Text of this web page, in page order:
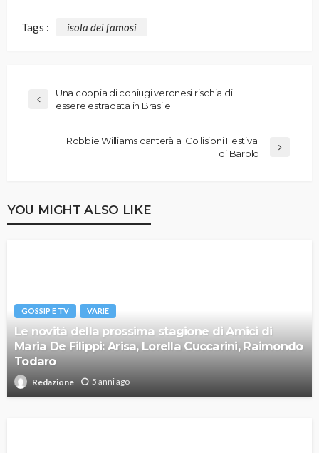
Tags : isola dei famosi
Una coppia di coniugi veronesi rischia di
essere estradata in Brasile
Robbie Williams canterà al Collisioni Festival
di Barolo
YOU MIGHT ALSO LIKE
GOSSIP E TV VARIE
Le novità della prossima stagione di Amici di
Maria De Filippi: Arisa, Lorella Cuccarini, Raimondo
Todaro
Redazione 5 anni ago